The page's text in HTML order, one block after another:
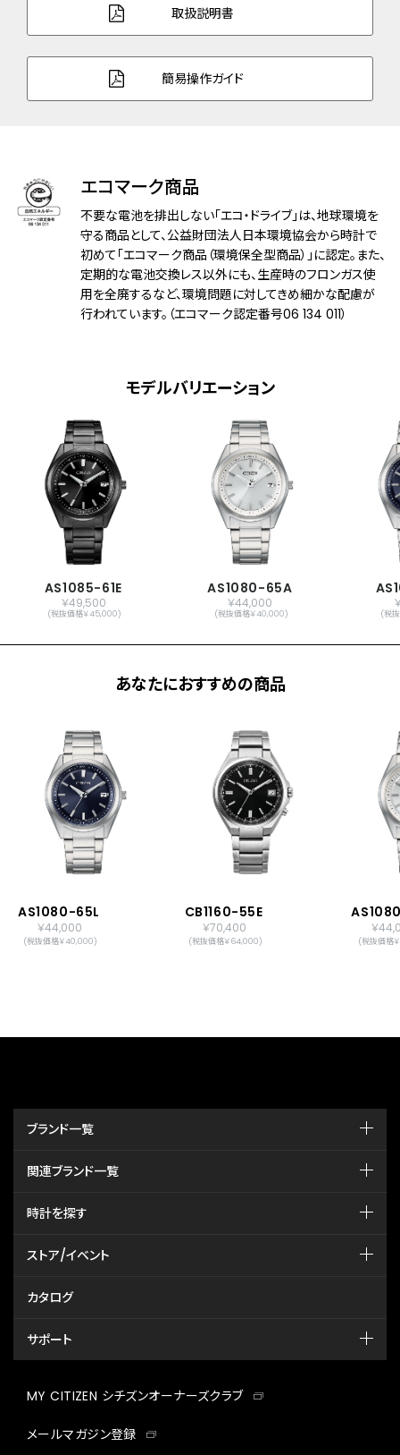
5気圧防水
機能
充電警告機能
過充電防止機能
パワーセーブ機能
フル充電時約2年可動(パワーセーブ作動
時)
受信局自動選択機能
定時受信機能
日付表示
メーカー保証
国際保証3年間(購入後1年以内にMY
CITIZENご登録で国内保証5年間)
取扱説明書
簡易操作ガイド
エコマーク商品
不要な電池を排出しない「エコ・ドライブ」は、地球環境を
守る商品として、公益財団法人日本環境協会から時計で
初めて「エコマーク商品（環境保全型商品）」に認定。また、
定期的な電池交換レス以外にも、生産時のフロンガス使
用を全廃するなど、環境問題に対してきめ細かな配慮が
行われています。（エコマーク認定番号06 134 011）
モデルバリエーション
AS1085-61E
￥49,500
(税抜価格￥45,000)
AS1080-65A
￥44,000
(税抜価格￥40,000) (税
あなたにおすすめの商品
AS1080-65L
￥44,000
(税抜価格￥40,000)
CB1160-55E
￥70,400
(税抜価格￥64,000)
￥
(税抜価格
ブランド一覧
関連ブランド一覧
時計を探す
ストア/イベント
カタログ
サポート
MY CITIZEN シチズンオーナーズクラブ
メールマガジン登録